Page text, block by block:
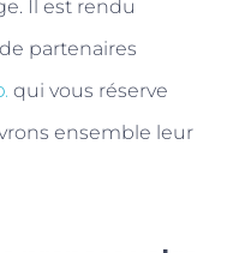
Il est rendu
partenaires
qui vous réserve
ensemble leur